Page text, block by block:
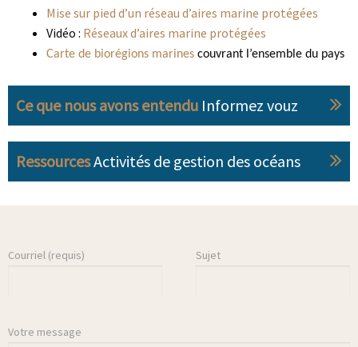
Mise sur pied d’un réseau d’aires marine protégées
Vidéo : Réseaux d’aires marine protégées
Carte de biorégions marines couvrant l’ensemble du pays
Ce que nous avons entendu Informez vouz
RessourcesActivités de gestion des océans
Courriel (requis) Sujet
Votre message